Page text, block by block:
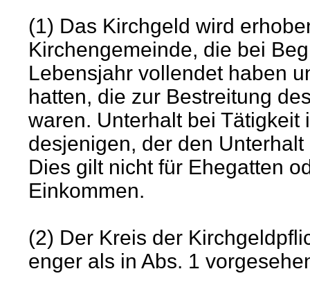
(1) Das Kirchgeld wird
Kirchengemeinde, die bei
Lebensjahr vollendet haben
hatten, die zur Bestreitung
waren. Unterhalt bei
desjenigen, der den
Dies gilt nicht für Ehegatten
Einkommen.
(2) Der Kreis der
enger als in Abs. 1